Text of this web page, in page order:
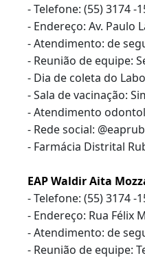
- Telefone: (55) 3174 -
- Endereço: Av. Paulo
- Atendimento: de
- Reunião de equipe:
- Dia de coleta do
- Sala de vacinação:
- Atendimento
- Rede social:
- Farmácia Distrital
EAP Waldir Aita
- Telefone: (55) 3174 -
- Endereço: Rua Félix
- Atendimento: de
- Reunião de equipe: